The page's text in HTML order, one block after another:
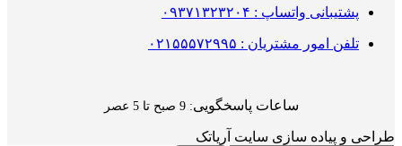
پشتیبانی واتساپ : ۰۹۳۷۱۳۲۳۲۰۴
تلفن امور مشتریان : ۰۲۱۵۵۵۷۲۹۹۵
ساعات پاسخگویی: 9 صبح تا 5 عصر
طراحی و پیاده سازی سایت آریاتک